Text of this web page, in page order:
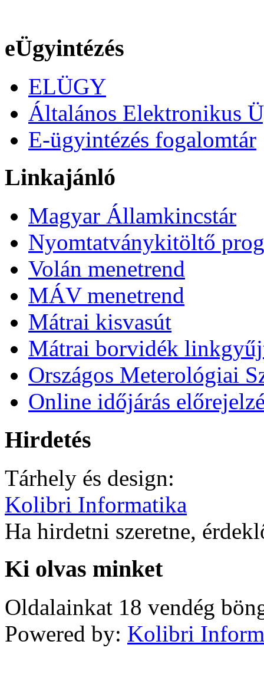
eÜgyintézés
ELÜGY
Általános Elektronikus
E-ügyintézés fogalomtár
Linkajánló
Magyar Államkincstár
Nyomtatványkitöltő
Volán menetrend
MÁV menetrend
Mátrai kisvasút
Mátrai borvidék
Országos Meterológiai
Online időjárás
Hirdetés
Tárhely és design:
Kolibri Informatika
Ha hirdetni szeretne,
Ki olvas minket
Oldalainkat 18 vendég
Powered by: Kolibri